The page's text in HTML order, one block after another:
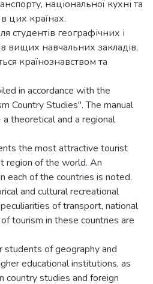
національної кухні та
цих країнах.
студентів географічних і
вищих навчальних закладів,
країнознавством та
in accordance with the
Country Studies". The manual
theoretical and a regional
the most attractive tourist
region of the world. An
each of the countries is noted.
and cultural recreational
of transport, national
tourism in these countries are
students of geography and
educational institutions, as
studies and foreign